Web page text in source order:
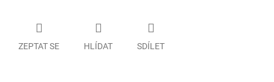
ZEPTAT SE HLÍDAT SDÍLET